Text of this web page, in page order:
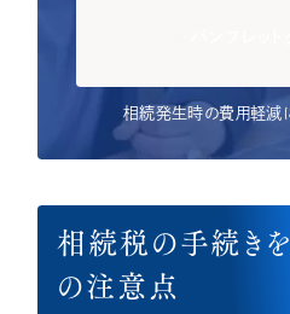
相続発生時の費用軽減
相続税の手続き
の注意点